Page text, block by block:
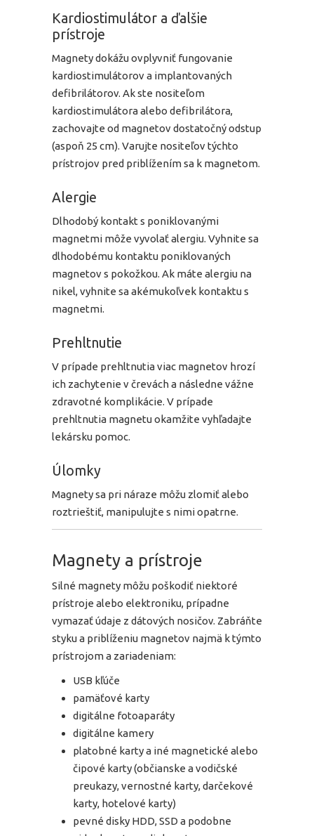
Kardiostimulátor a ďalšie
prístroje
Magnety dokážu ovplyvniť fungovanie
kardiostimulátorov a implantovaných
defibrilátorov. Ak ste nositeľom
kardiostimulátora alebo defibrilátora,
zachovajte od magnetov dostatočný odstup
(aspoň 25 cm). Varujte nositeľov týchto
prístrojov pred priblížením sa k magnetom.
Alergie
Dlhodobý kontakt s poniklovanými
magnetmi môže vyvolať alergiu. Vyhnite sa
dlhodobému kontaktu poniklovaných
magnetov s pokožkou. Ak máte alergiu na
nikel, vyhnite sa akémukoľvek kontaktu s
magnetmi.
Prehltnutie
V prípade prehltnutia viac magnetov hrozí
ich zachytenie v črevách a následne vážne
zdravotné komplikácie. V prípade
prehltnutia magnetu okamžite vyhľadajte
lekársku pomoc.
Úlomky
Magnety sa pri náraze môžu zlomiť alebo
roztrieštiť, manipulujte s nimi opatrne.
Magnety a prístroje
Silné magnety môžu poškodiť niektoré
prístroje alebo elektroniku, prípadne
vymazať údaje z dátových nosičov. Zabráňte
styku a priblíženiu magnetov najmä k týmto
prístrojom a zariadeniam:
USB kľúče
pamäťové karty
digitálne fotoaparáty
digitálne kamery
platobné karty a iné magnetické alebo
čipové karty (občianske a vodičské
preukazy, vernostné karty, darčekové
karty, hotelové karty)
pevné disky HDD, SSD a podobne